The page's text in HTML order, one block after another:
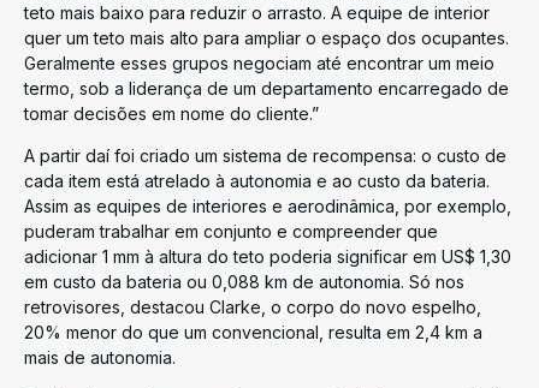
teto mais baixo para reduzir o arrasto. A equipe de interior
quer um teto mais alto para ampliar o espaço dos ocupantes.
Geralmente esses grupos negociam até encontrar um meio
termo, sob a liderança de um departamento encarregado de
tomar decisões em nome do cliente.”
A partir daí foi criado um sistema de recompensa: o custo de
cada item está atrelado à autonomia e ao custo da bateria.
Assim as equipes de interiores e aerodinâmica, por exemplo,
puderam trabalhar em conjunto e compreender que
adicionar 1 mm à altura do teto poderia significar em US$ 1,30
em custo da bateria ou 0,088 km de autonomia. Só nos
retrovisores, destacou Clarke, o corpo do novo espelho,
20% menor do que um convencional, resulta em 2,4 km a
mais de autonomia.